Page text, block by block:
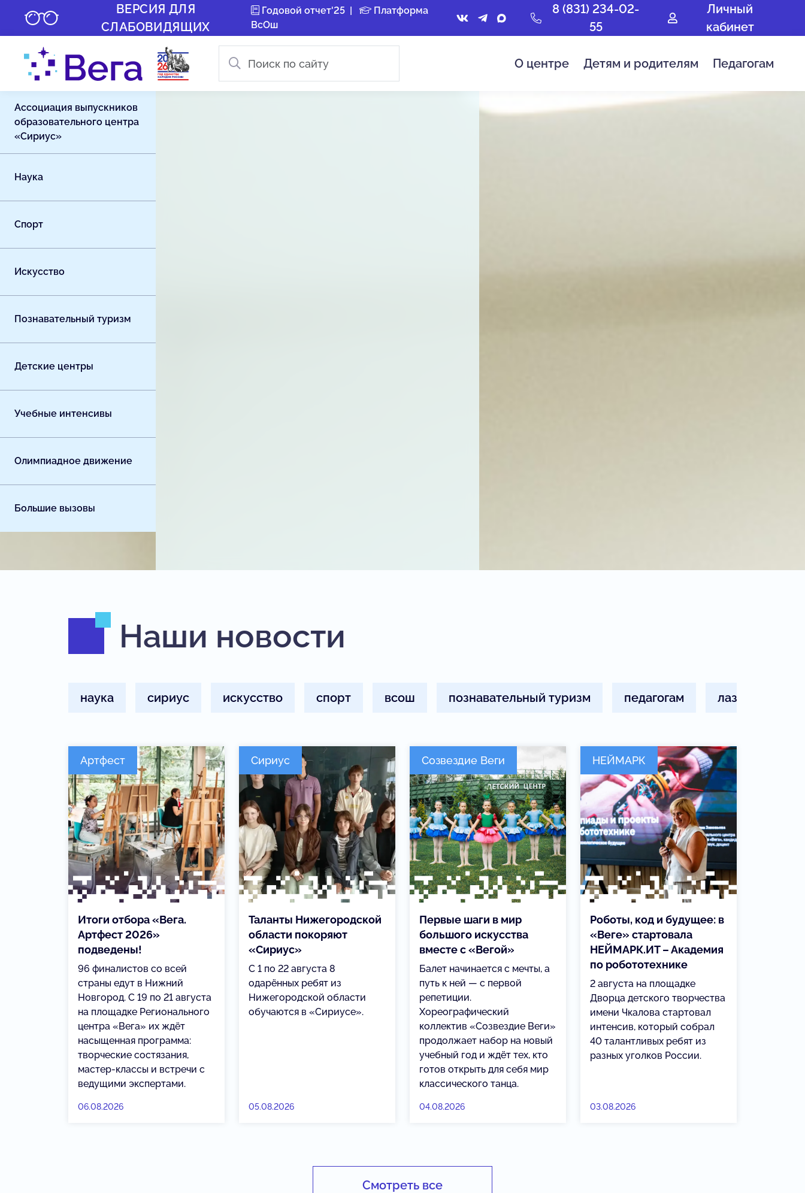
ВЕРСИЯ ДЛЯ
СЛАБОВИДЯЩИХ
Годовой отчет'25|
Платформа
ВсОш
8 (831) 234-02-
55
Личный
кабинет
О центре Детям и родителям Педагогам
Ассоциация выпускников
образовательного центра
«Сириус»
Наука
Спорт
Искусство
Познавательный туризм
Детские центры
Учебные интенсивы
Олимпиадное движение
Большие вызовы
Наши новости
наука сириус искусство спорт всош познавательный туризм педагогам лазурный
Артфест
Итоги отбора «Вега.
Артфест 2026»
подведены!
96 финалистов со всей
страны едут в Нижний
Новгород. С 19 по 21 августа
на площадке Регионального
центра «Вега» их ждёт
насыщенная программа:
творческие состязания,
мастер-классы и встречи с
ведущими экспертами.
06.08.2026
Сириус
Таланты Нижегородской
области покоряют
«Сириус»
С 1 по 22 августа 8
одарённых ребят из
Нижегородской области
обучаются в «Сириусе».
05.08.2026
Созвездие Веги
Первые шаги в мир
большого искусства
вместе с «Вегой»
Балет начинается с мечты, а
путь к ней — с первой
репетиции.
Хореографический
коллектив «Созвездие Веги»
продолжает набор на новый
учебный год и ждёт тех, кто
готов открыть для себя мир
классического танца.
04.08.2026
НЕЙМАРК
Роботы, код и будущее: в
«Веге» стартовала
НЕЙМАРК.ИТ – Академия
по робототехнике
2 августа на площадке
Дворца детского творчества
имени Чкалова стартовал
интенсив, который собрал
40 талантливых ребят из
разных уголков России.
03.08.2026
Смотреть все